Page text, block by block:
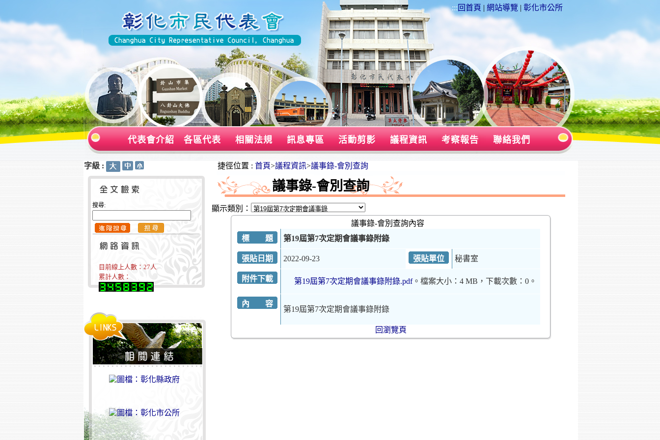
::: 回首頁 | 網站導覽 | 彰化市公所
代表會介紹 各區代表 相關法規 訊息專區 活動剪影 議程資訊 考察報告 聯絡我們
字級 :
搜尋:
目前線上人數： 27人
累計人數：
捷徑位置 : 首頁>議程資訊>議事錄-會別查詢
議事錄-會別查詢
顯示類別：
議事錄-會別查詢內容
標 題
第19屆第7次定期會議事錄附錄
張貼日期 2022-09-23 張貼單位 秘書室
附件下載 第19屆第7次定期會議事錄附錄.pdf。檔案大小：4 MB，下載次數：0。
內 容
第19屆第7次定期會議事錄附錄
回瀏覽頁